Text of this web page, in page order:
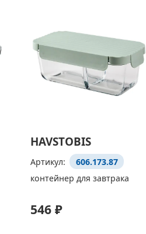
HAVSTOBIS
Артикул:
606.173.87
контейнер для завтрака
546 ₽